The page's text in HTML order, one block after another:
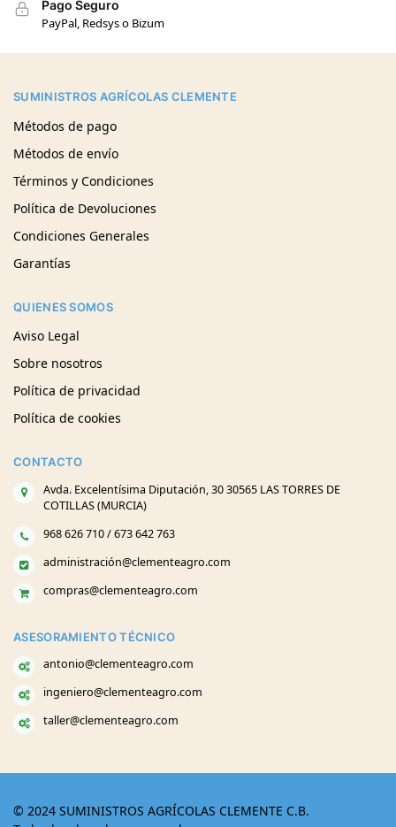
Pago Seguro
PayPal, Redsys o Bizum
SUMINISTROS AGRÍCOLAS CLEMENTE
Métodos de pago
Métodos de envío
Términos y Condiciones
Política de Devoluciones
Condiciones Generales
Garantías
QUIENES SOMOS
Aviso Legal
Sobre nosotros
Política de privacidad
Política de cookies
CONTACTO
Avda. Excelentísima Diputación, 30 30565 LAS TORRES DE
COTILLAS (MURCIA)
968 626 710 / 673 642 763
administración@clementeagro.com
compras@clementeagro.com
ASESORAMIENTO TÉCNICO
antonio@clementeagro.com
ingeniero@clementeagro.com
taller@clementeagro.com
© 2024 SUMINISTROS AGRÍCOLAS CLEMENTE C.B.